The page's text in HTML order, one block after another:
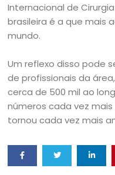
Internacional de
brasileira é a que mais
mundo.
Um reflexo disso pode
de profissionais da
cerca de 500 mil ao
números cada vez
tornou cada vez mais